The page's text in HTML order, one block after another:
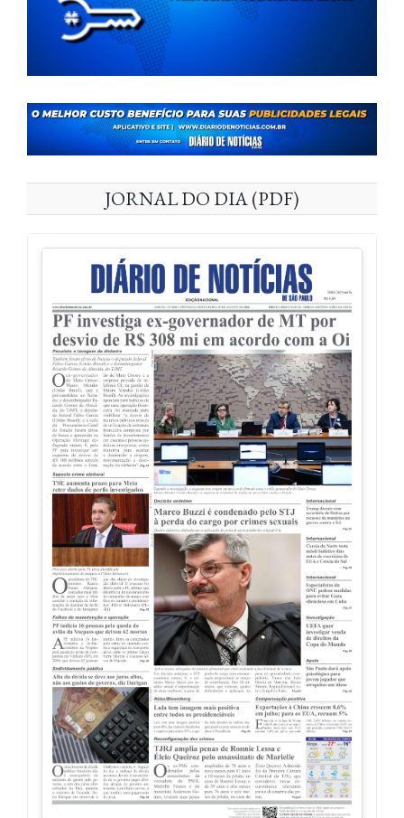
JORNAL DO DIA (PDF)